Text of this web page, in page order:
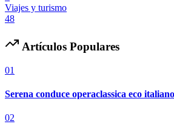
Viajes y turismo
48
Artículos Populares
01
Serena conduce operaclassica eco italiano
02